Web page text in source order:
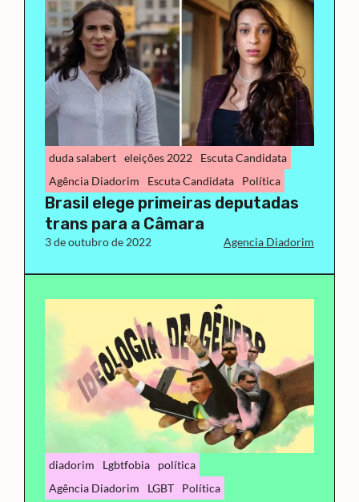
duda salabert eleições 2022
Escuta Candidata
Agência Diadorim
Escuta Candidata Política
Brasil elege primeiras deputadas
trans para a Câmara
3 de outubro de 2022 Agencia Diadorim
diadorim Lgbtfobia
política
Agência Diadorim
LGBT Política